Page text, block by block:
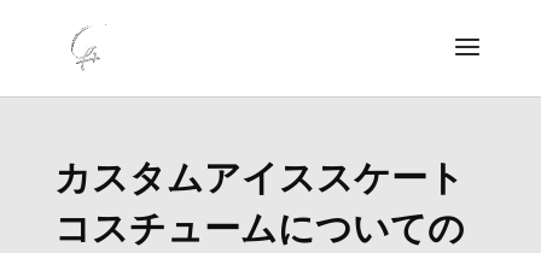
カスタムアイススケート
コスチュームについての